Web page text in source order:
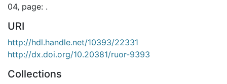
04, page: .
URI
http://hdl.handle.net/10393/22331
http://dx.doi.org/10.20381/ruor-9393
Collections